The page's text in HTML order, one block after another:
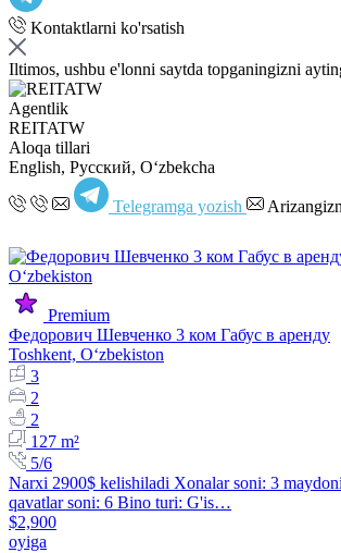
Kontaktlarni ko'rsatish
Iltimos, ushbu e'lonni saytda topganingizni
Agentlik
REITATW
Aloqa tillari
English, Русский, Oʻzbekcha
Telegramga yozish
Premium
Федорович Шевченко 3 ком Габус в аренду
Toshkent, Oʻzbekiston
3
2
2
127 m²
5/6
Narxi 2900$ kelishiladi Xonalar soni: 3
qavatlar soni: 6 Bino turi: G'is…
$2,900
oyiga